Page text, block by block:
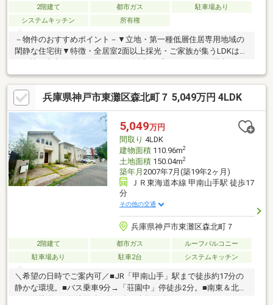
2階建て 都市ガス
駐車場あり
システムキッチン
所有権
－物件のおすすめポイント－▼立地・第一種低層住居専用地域の
閑静な住宅街▼特徴・全居室2面以上採光・ご家族が集うLDKは約
た2階リビング設計・リビングから市内を見渡す眺望有(天候によ
る)・お料理に集中しやすい壁付けキッチン、勝手口有・各洋室・
和室に収納スペースを確保・各階にトイレがあり、来客時も気兼
ねなく利用可能・駐車スペース有(車種による)・室内丁寧にお使
いです▼設備・エコキュート■ ご希望の住まい探しをお手伝いし
ます ━━━━━・・・物件の詳細・ご相談はお気軽にお問い合わ
せください。
兵庫県神戸市東灘区森北町７ 5,049万円 4LDK
5,049万円
間取り 4LDK
建物面積110.96m2
土地面積150.04m2
築年月 2007年7月(築19年2ヶ月)
ＪＲ東海道本線 甲南山手駅 徒歩17
分
その他の交通
兵庫県神戸市東灘区森北町７
2階建て 都市ガス
ルーフバルコニー
駐車場あり
駐車2台 システムキッチン
＼希望の日時でご案内可／■JR「甲南山手」駅まで徒歩約17分の
静かな環境。■バス乗車9分→「荘園中」停徒歩2分。■南東＆北西